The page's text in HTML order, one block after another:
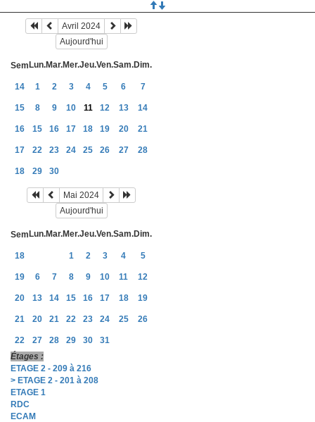
Avril 2024
Aujourd'hui
Sem Lun.Mar.Mer.Jeu.Ven.Sam.Dim.
14 1 2 3 4 5 6 7
15 8 9 10 11 12 13 14
16 15 16 17 18 19 20 21
17 22 23 24 25 26 27 28
18 29 30
Mai 2024
Aujourd'hui
Sem Lun.Mar.Mer.Jeu.Ven.Sam.Dim.
18 1 2 3 4 5
19 6 7 8 9 10 11 12
20 13 14 15 16 17 18 19
21 20 21 22 23 24 25 26
22 27 28 29 30
31
Étages :
ETAGE 2 - 209 à 216
> ETAGE 2 - 201 à 208
ETAGE 1
RDC
ECAM